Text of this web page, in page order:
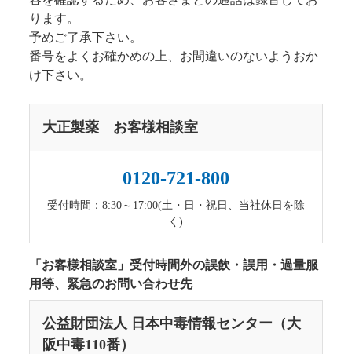
ります。
予めご了承下さい。
番号をよくお確かめの上、お間違いのないようおか
け下さい。
大正製薬 お客様相談室
0120-721-800
受付時間：8:30～17:00(土・日・祝日、当社休日を除
く)
「お客様相談室」受付時間外の誤飲・誤用・過量服
用等、緊急のお問い合わせ先
公益財団法人 日本中毒情報センター（大
阪中毒110番）